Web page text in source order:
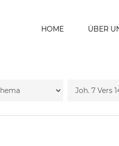
HOME ÜBER